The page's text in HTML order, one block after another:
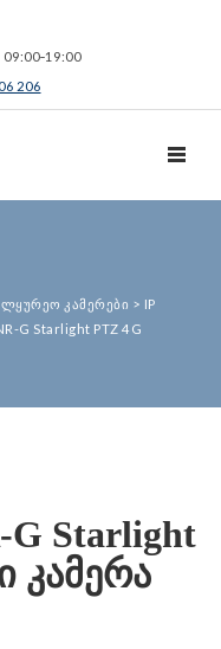
09:00‑19:00
206
კამერები > IP
G Starlight PTZ 4G
G Starlight
კამერა